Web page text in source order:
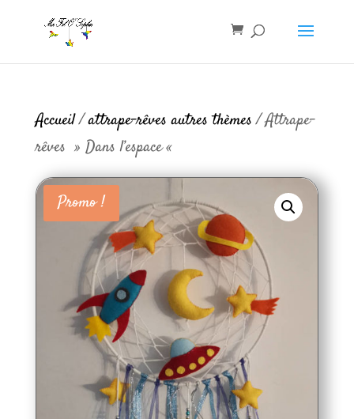
Accueil/attrape-rêves autres thèmes/ Attrape-
rêves » Dans l’espace «
Promo !